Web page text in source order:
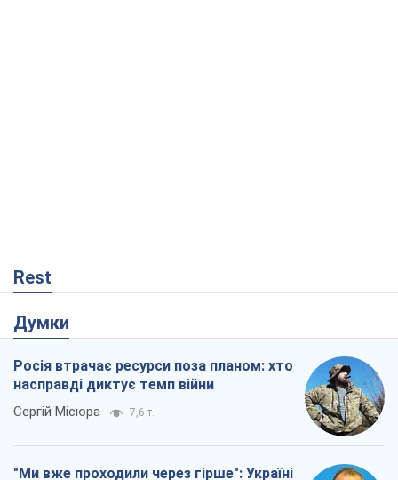
Rest
Думки
Росія втрачає ресурси поза планом: хто
насправді диктує темп війни
Сергій Місюра 7,6 т.
"Ми вже проходили через гірше": Україні